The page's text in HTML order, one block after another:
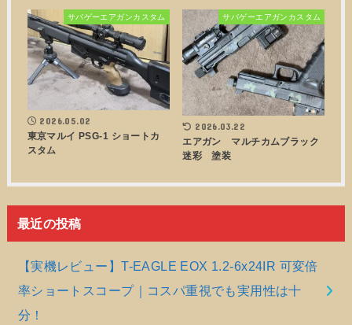
サバゲーエアガンカスタム
2026.05.02
東京マルイ PSG-1 ショートカ
スタム
サバゲーエアガンカスタム
2026.03.22
エアガン マルチカムブラック
迷彩 塗装
最近の投稿
【実機レビュー】T-EAGLE EOX 1.2-6x24IR 可変倍
率ショートスコープ｜コスパ重視でも実用性は十
分！